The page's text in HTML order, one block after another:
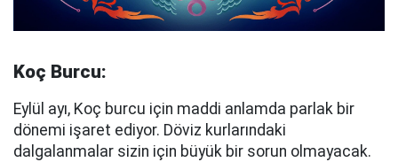
Koç Burcu:
Eylül ayı, Koç burcu için maddi anlamda parlak bir
dönemi işaret ediyor. Döviz kurlarındaki
dalgalanmalar sizin için büyük bir sorun olmayacak.